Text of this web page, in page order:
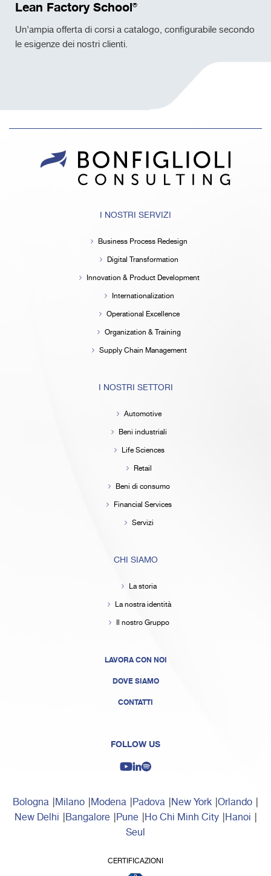
Lean Factory School®
Un’ampia offerta di corsi a catalogo, configurabile secondo
le esigenze dei nostri clienti.
I NOSTRI SERVIZI
Business Process Redesign
Digital Transformation
Innovation & Product Development
Internationalization
Operational Excellence
Organization & Training
Supply Chain Management
I NOSTRI SETTORI
Automotive
Beni industriali
Life Sciences
Retail
Beni di consumo
Financial Services
Servizi
CHI SIAMO
La storia
La nostra identità
Il nostro Gruppo
LAVORA CON NOI
DOVE SIAMO
CONTATTI
FOLLOW US
Bologna Milano Modena Padova New York Orlando
New Delhi Bangalore Pune Ho Chi Minh City Hanoi
Seul
CERTIFICAZIONI